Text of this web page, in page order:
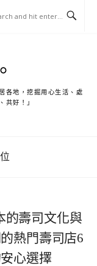
各地，挖掘用心生活、處
共好！」
的壽司文化與
熱門壽司店6
心選擇